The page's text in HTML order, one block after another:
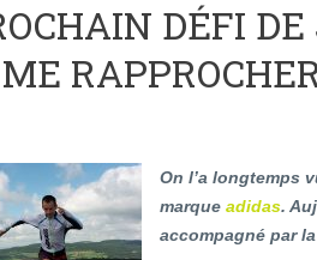
DÉFI
ME
On l’a longtemps
marque adidas.
accompagné par